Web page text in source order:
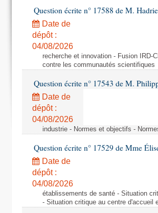
Question écrite n° 17588 de M.
Date de
dépôt :
04/08/2026
recherche et innovation - Fusion IRD-
contre les communautés scientifiques
Question écrite n° 17543 de M.
Date de
dépôt :
04/08/2026
industrie - Normes et objectifs -
Question écrite n° 17529 de Mme
Date de
dépôt :
04/08/2026
établissements de santé - Situation
- Situation critique au centre d'accueil